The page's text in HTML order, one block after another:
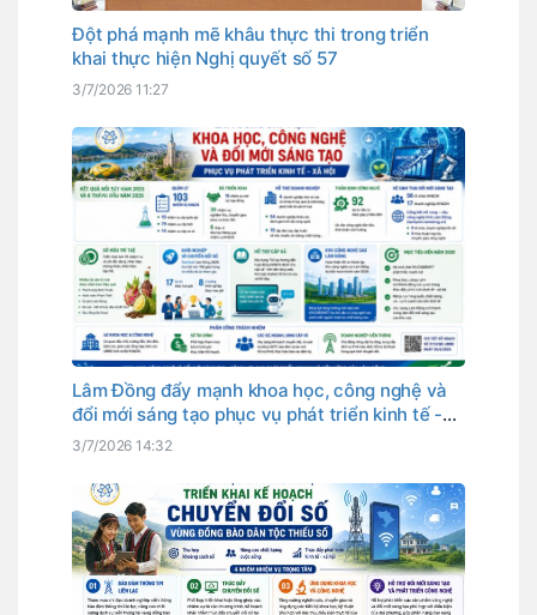
Đột phá mạnh mẽ khâu thực thi trong triển
khai thực hiện Nghị quyết số 57
3/7/2026 11:27
Lâm Đồng đẩy mạnh khoa học, công nghệ và
đổi mới sáng tạo phục vụ phát triển kinh tế -
xã hội
3/7/2026 14:32